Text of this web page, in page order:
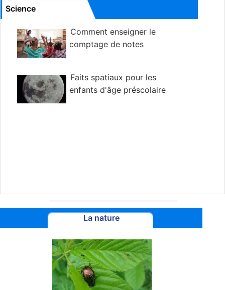
Science
Comment enseigner le
comptage de notes
Faits spatiaux pour les
enfants d'âge préscolaire
La nature